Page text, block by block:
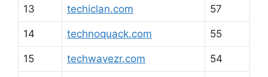
13 techiclan.com 57
14 technoquack.com 55
15 techwavezr.com 54